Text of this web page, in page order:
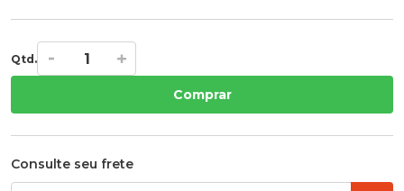
Qtd.
Comprar
Consulte seu frete